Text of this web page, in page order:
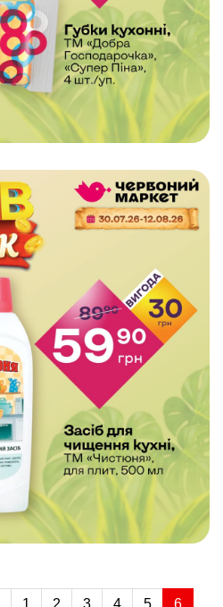
1 2 3 4 5 6